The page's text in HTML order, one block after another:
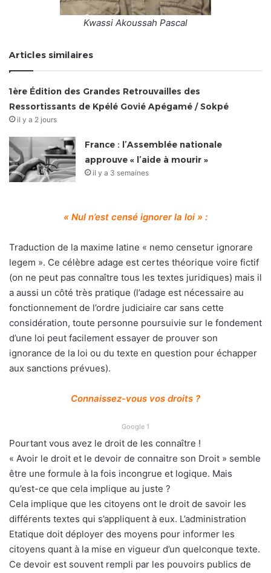
Kwassi Akoussah Pascal
Articles similaires
1ère Édition des Grandes Retrouvailles des
Ressortissants de Kpélé Govié Apégamé / Sokpé
il y a 2 jours
France : l’Assemblée nationale
approuve « l’aide à mourir »
il y a 3 semaines
« Nul n’est censé ignorer la loi » :
Traduction de la maxime latine « nemo censetur ignorare
legem ». Ce célèbre adage est certes théorique voire fictif
(on ne peut pas connaître tous les textes juridiques) mais il
a aussi un côté très pratique (l’adage est nécessaire au
fonctionnement de l’ordre judiciaire car sans cette
considération, toute personne poursuivie sur le fondement
d’une loi peut facilement essayer de prouver son
ignorance de la loi ou du texte en question pour échapper
aux sanctions prévues).
Connaissez-vous vos droits ?
Google 1
Pourtant vous avez le droit de les connaître !
« Avoir le droit et le devoir de connaitre son Droit » semble
être une formule à la fois incongrue et logique. Mais
qu’est-ce que cela implique au juste ?
Cela implique que les citoyens ont le droit de savoir les
différents textes qui s’appliquent à eux. L’administration
Etatique doit déployer des moyens pour informer les
citoyens quant à la mise en vigueur d’un quelconque texte.
Ce devoir est souvent rempli par les pouvoirs publics de